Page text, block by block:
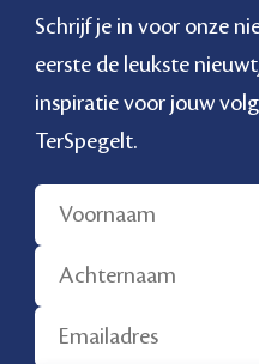
Schrijf je in voor onze
eerste de leukste
inspiratie voor jouw
TerSpegelt.